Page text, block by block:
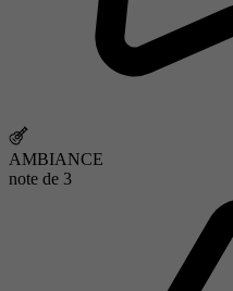
AMBIANCE
note de 3